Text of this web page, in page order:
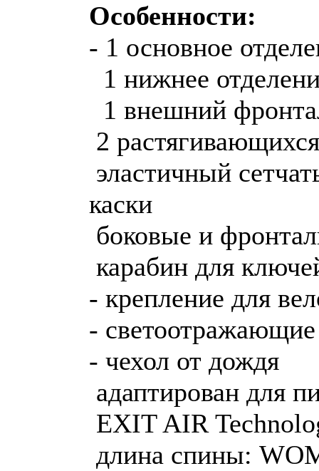
Особенности:
- 1 основное
1 нижнее
1 внешний
2
эластичный
каски
боковые и
карабин для
- крепление для
-
- чехол от дождя
адаптирован для
EXIT AIR
длина спины: